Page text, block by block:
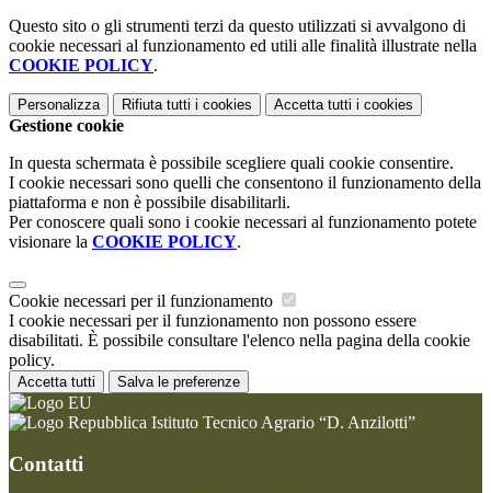
Questo sito o gli strumenti terzi da questo utilizzati si avvalgono di
cookie necessari al funzionamento ed utili alle finalità illustrate nella
COOKIE POLICY.
Personalizza Rifiuta tutti i cookies Accetta tutti i cookies
Gestione cookie
In questa schermata è possibile scegliere quali cookie consentire.
I cookie necessari sono quelli che consentono il funzionamento della
piattaforma e non è possibile disabilitarli.
Per conoscere quali sono i cookie necessari al funzionamento potete
visionare la COOKIE POLICY.
Cookie necessari per il funzionamento
I cookie necessari per il funzionamento non possono essere
disabilitati. È possibile consultare l'elenco nella pagina della cookie
policy.
Accetta tutti Salva le preferenze
Istituto Tecnico Agrario “D. Anzilotti”
Contatti